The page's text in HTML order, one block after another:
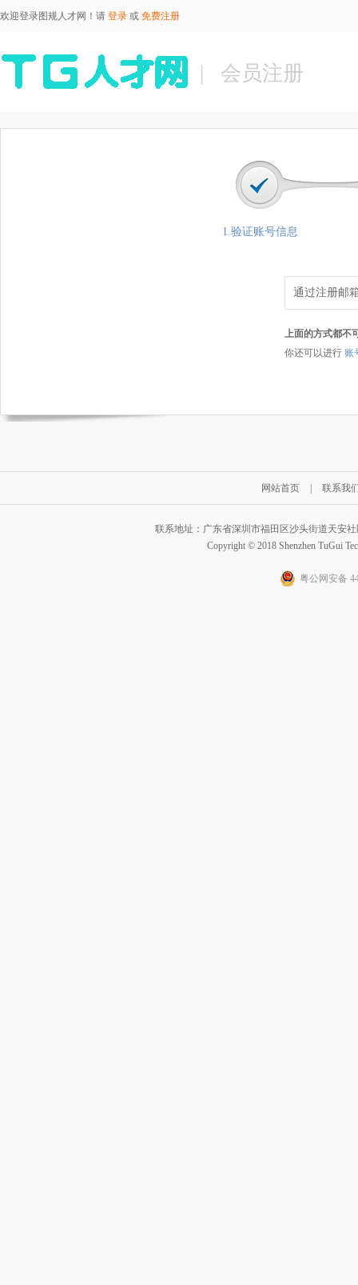
欢迎登录图规人才网！请 登录 或 免费注册
| 会员注册
1.验证账号信息
通过注册邮
上面的方式都不
你还可以进行 账
网站首页 联系我
联系地址：广东省深圳市福田区沙头街道天安
Copyright © 2018 Shenzhen TuGui
粤公网安备